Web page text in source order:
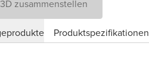
zusammenstellen
Produktspezifikationen